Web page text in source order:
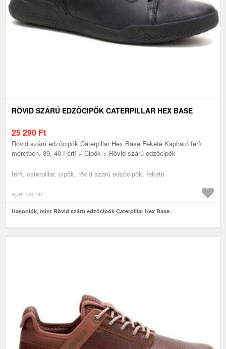
RÖVID SZÁRÚ EDZŐCIPŐK CATERPILLAR HEX BASE
25 290 Ft
Rövid szárú edzőcipők Caterpillar Hex Base Fekete Kapható férfi
méretben. 39, 40 Férfi > Cipők > Rövid szárú edzőcipők
férfi, caterpillar, cipők, rövid szárú edzőcipők, fekete
spartoo.hu
Hasonlók, mint Rövid szárú edzőcipők Caterpillar Hex Base